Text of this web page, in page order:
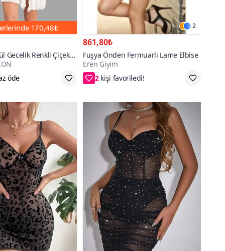
170,48₺
Gecelik Renkli Çiçek
Askılı
2
861,80₺
Fuşya Önden Fermuarlı Lame Elbise
Eren Giyim
2
S/M,L/XL